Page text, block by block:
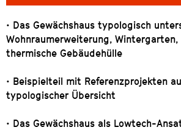
• Das Gewächshaus typologisch
Wohnraumerweiterung,
thermische Gebäudehülle
• Beispielteil mit Referenzprojekten
typologischer Übersicht
• Das Gewächshaus als Lowtech-